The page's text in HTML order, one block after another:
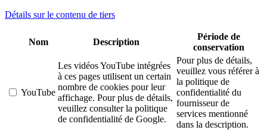
Détails sur le contenu de tiers
Nom Description
Période de
conservation
YouTube
Les vidéos YouTube intégrées
à ces pages utilisent un certain
nombre de cookies pour leur
affichage. Pour plus de détails,
veuillez consulter la politique
de confidentialité de Google.
Pour plus de détails,
veuillez vous référer à
la politique de
confidentialité du
fournisseur de
services mentionné
dans la description.